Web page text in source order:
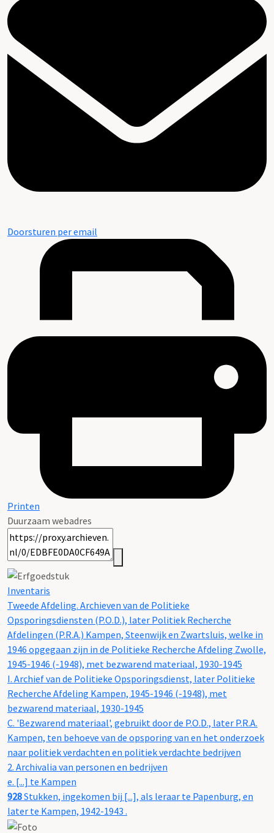
Doorsturen per email
Printen
Duurzaam webadres
Inventaris
Tweede Afdeling. Archieven van de Politieke
Opsporingsdiensten (P.O.D.), later Politiek Recherche
Afdelingen (P.R.A.) Kampen, Steenwijk en Zwartsluis, welke in
1946 opgegaan zijn in de Politieke Recherche Afdeling Zwolle,
1945-1946 (-1948), met bezwarend materiaal, 1930-1945
I. Archief van de Politieke Opsporingsdienst, later Politieke
Recherche Afdeling Kampen, 1945-1946 (-1948), met
bezwarend materiaal, 1930-1945
C. 'Bezwarend materiaal', gebruikt door de P.O.D., later P.R.A.
Kampen, ten behoeve van de opsporing van en het onderzoek
naar politiek verdachten en politiek verdachte bedrijven
2. Archivalia van personen en bedrijven
e. [...] te Kampen
928Stukken, ingekomen bij [...], als leraar te Papenburg, en
later te Kampen, 1942-1943 .